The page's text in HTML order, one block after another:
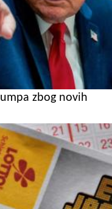
zbog novih